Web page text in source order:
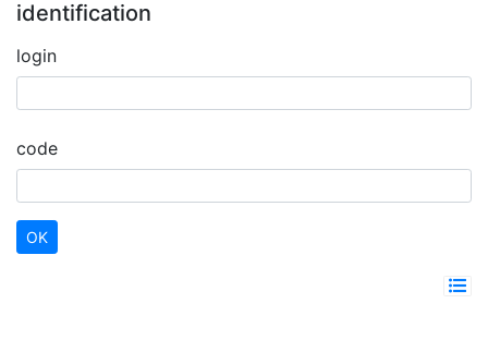
identification
login
code